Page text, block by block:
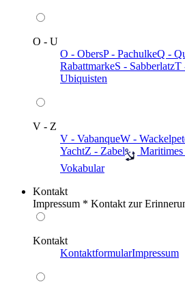
O - U
O - ObersP - PachulkeQ -
RabattmarkeS - SabberlatzT
Ubiquisten
V - Z
V - VabanqueW -
YachtZ - Zabel
Vokabular
Kontakt
Impressum * Kontakt zur
Kontakt
KontaktformularImpressum